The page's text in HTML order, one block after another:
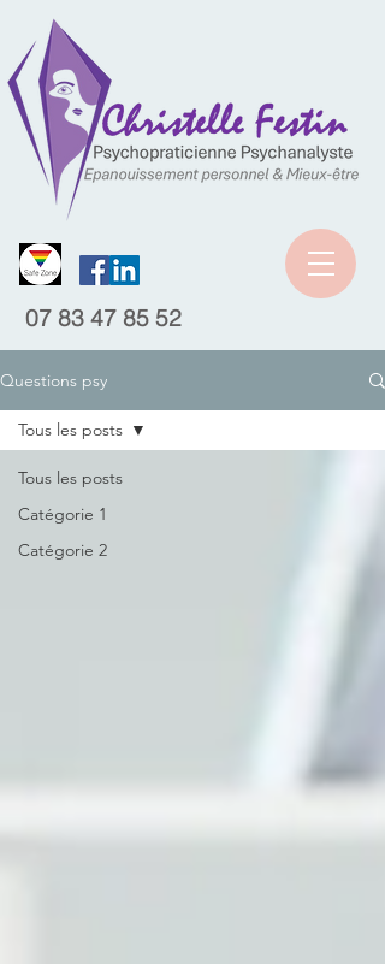
07 83 47 85 52
Questions psy
Tous les posts
Catégorie 1
Catégorie 2
Tous les posts